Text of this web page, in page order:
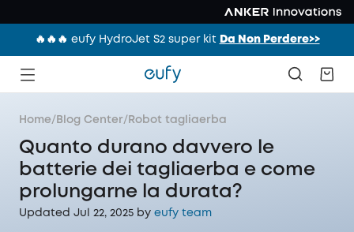
🔥🔥🔥 eufy HydroJet S2 super kit Da Non Perdere>>
Home/ Blog Center/ Robot tagliaerba
Quanto durano davvero le
batterie dei tagliaerba e come
prolungarne la durata?
Updated Jul 22, 2025 by eufy team